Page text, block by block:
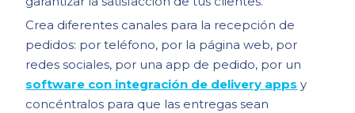
Crea diferentes canales para la recepción de
pedidos: por teléfono, por la página web, por
redes sociales, por una app de pedido, por un
software con integración de delivery apps y
concéntralos para que las entregas sean